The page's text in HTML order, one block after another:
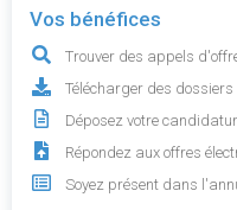
Vos bénéfices
Trouver des appels
Télécharger des
Déposez votre
Répondez aux offres
Soyez présent dans